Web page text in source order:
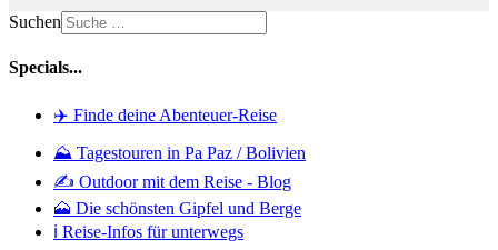
Suchen
Specials...
✈️ Finde deine Abenteuer-Reise
⛰️ Tagestouren in Pa Paz / Bolivien
✍️ Outdoor mit dem Reise - Blog
🗻 Die schönsten Gipfel und Berge
ℹ️ Reise-Infos für unterwegs